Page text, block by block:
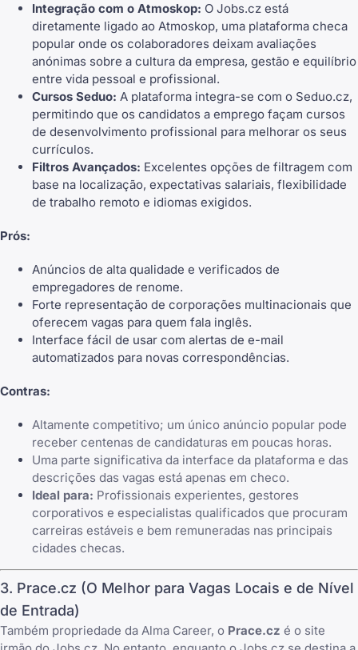
Integração com o Atmoskop: O Jobs.cz está
diretamente ligado ao Atmoskop, uma plataforma checa
popular onde os colaboradores deixam avaliações
anónimas sobre a cultura da empresa, gestão e equilíbrio
entre vida pessoal e profissional.
Cursos Seduo: A plataforma integra-se com o Seduo.cz,
permitindo que os candidatos a emprego façam cursos
de desenvolvimento profissional para melhorar os seus
currículos.
Filtros Avançados: Excelentes opções de filtragem com
base na localização, expectativas salariais, flexibilidade
de trabalho remoto e idiomas exigidos.
Prós:
Anúncios de alta qualidade e verificados de
empregadores de renome.
Forte representação de corporações multinacionais que
oferecem vagas para quem fala inglês.
Interface fácil de usar com alertas de e-mail
automatizados para novas correspondências.
Contras:
Altamente competitivo; um único anúncio popular pode
receber centenas de candidaturas em poucas horas.
Uma parte significativa da interface da plataforma e das
descrições das vagas está apenas em checo.
Ideal para: Profissionais experientes, gestores
corporativos e especialistas qualificados que procuram
carreiras estáveis e bem remuneradas nas principais
cidades checas.
3. Prace.cz (O Melhor para Vagas Locais e de Nível
de Entrada)
Também propriedade da Alma Career, o Prace.cz é o site